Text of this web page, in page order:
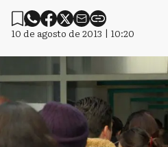
10 de agosto de 2013 | 10:20